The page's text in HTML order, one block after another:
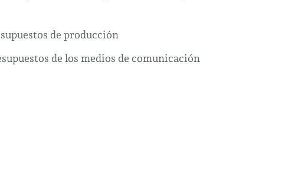
de producción
de los medios de comunicación